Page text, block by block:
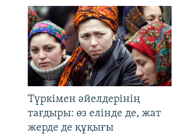
Түркімен әйелдерінің
тағдыры: өз елінде де, жат
жерде де құқығы